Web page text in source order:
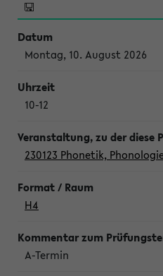
Montag, 10. August 2026
10-12
230123 Phonetik,
H4
A-Termin